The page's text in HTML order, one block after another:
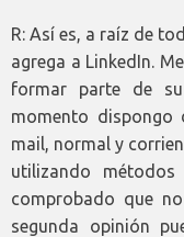
R: Así es, a raíz de
agrega a LinkedIn.
formar parte de
momento dispongo
mail, normal y
utilizando
comprobado que
segunda opinión